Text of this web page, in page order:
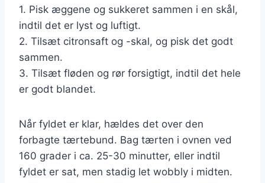
1. Pisk æggene og sukkeret sammen i en skål,
indtil det er lyst og luftigt.
2. Tilsæt citronsaft og -skal, og pisk det godt
sammen.
3. Tilsæt fløden og rør forsigtigt, indtil det hele
er godt blandet.
Når fyldet er klar, hældes det over den
forbagte tærtebund. Bag tærten i ovnen ved
160 grader i ca. 25-30 minutter, eller indtil
fyldet er sat, men stadig let wobbly i midten.